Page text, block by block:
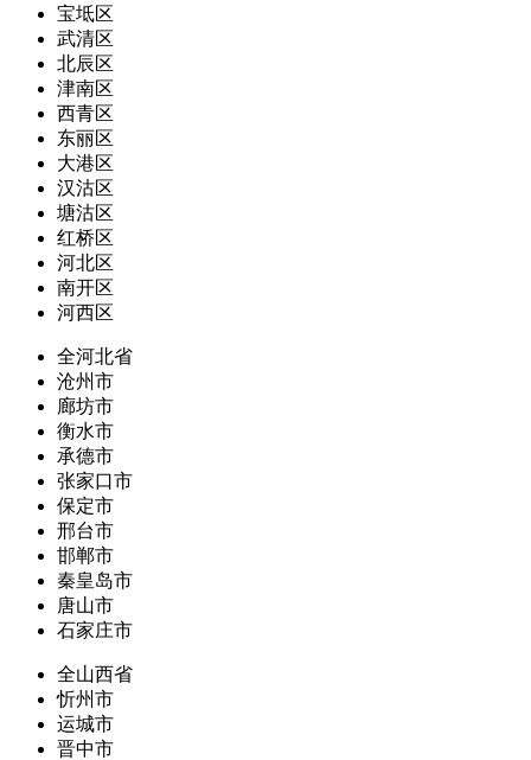
宝坻区
武清区
北辰区
津南区
西青区
东丽区
大港区
汉沽区
塘沽区
红桥区
河北区
南开区
河西区
全河北省
沧州市
廊坊市
衡水市
承德市
张家口市
保定市
邢台市
邯郸市
秦皇岛市
唐山市
石家庄市
全山西省
忻州市
运城市
晋中市